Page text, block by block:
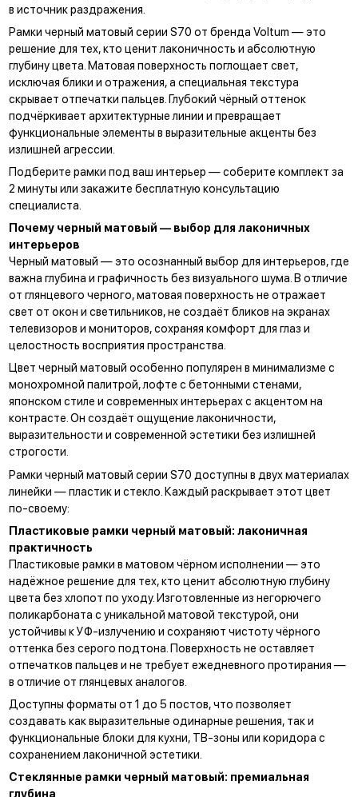
в источник раздражения.
Рамки черный матовый серии S70 от бренда Voltum — это
решение для тех, кто ценит лаконичность и абсолютную
глубину цвета. Матовая поверхность поглощает свет,
исключая блики и отражения, а специальная текстура
скрывает отпечатки пальцев. Глубокий чёрный оттенок
подчёркивает архитектурные линии и превращает
функциональные элементы в выразительные акценты без
излишней агрессии.
Подберите рамки под ваш интерьер —соберите комплект за
2 минуты или закажите бесплатную консультацию
специалиста.
Почему черный матовый — выбор для лаконичных
интерьеров
Черный матовый — это осознанный выбор для интерьеров, где
важна глубина и графичность без визуального шума. В отличие
от глянцевого черного, матовая поверхность не отражает
свет от окон и светильников, не создаёт бликов на экранах
телевизоров и мониторов, сохраняя комфорт для глаз и
целостность восприятия пространства.
Цвет черный матовый особенно популярен в минимализме с
монохромной палитрой, лофте с бетонными стенами,
японском стиле и современных интерьерах с акцентом на
контрасте. Он создаёт ощущение лаконичности,
выразительности и современной эстетики без излишней
строгости.
Рамки черный матовый серии S70 доступны в двух материалах
линейки — пластик и стекло. Каждый раскрывает этот цвет
по-своему:
Пластиковые рамки черный матовый: лаконичная
практичность
Пластиковые рамки в матовом чёрном исполнении — это
надёжное решение для тех, кто ценит абсолютную глубину
цвета без хлопот по уходу. Изготовленные из негорючего
поликарбоната с уникальной матовой текстурой, они
устойчивы к УФ-излучению и сохраняют чистоту чёрного
оттенка без серого подтона. Поверхность не оставляет
отпечатков пальцев и не требует ежедневного протирания —
в отличие от глянцевых аналогов.
Доступны форматы от 1 до 5 постов, что позволяет
создавать как выразительные одинарные решения, так и
функциональные блоки для кухни, ТВ-зоны или коридора с
сохранением лаконичной эстетики.
Стеклянные рамки черный матовый: премиальная
глубина